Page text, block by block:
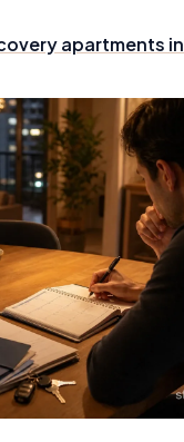
apartments